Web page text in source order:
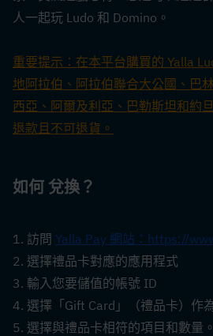
人一起玩 Ludo 和 Domino。
重要提示：在本平台購買的 Yalla
地阿拉伯、阿拉伯聯合大公國、巴
西亞、阿爾及利亞、巴勒斯坦和約
退款且不可退貨。
如何 兌換？
1. 訪問 Yalla Pay 網站：https://
2. 選擇禮品卡對應的應用程式
3. 輸入您要儲值的帳號 ID
4. 選擇「Gift Card」（禮品卡）作
5. 選擇與禮品卡相符的項目和數量。